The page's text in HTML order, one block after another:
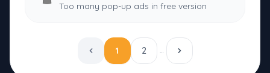
Too many pop-up ads in free version
1 2 …